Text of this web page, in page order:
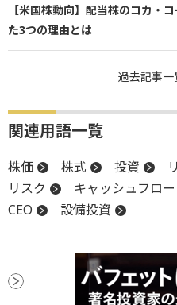
【米国株動向】配当株のコカ・
た3つの理由とは
過去記事一
関連用語一覧
株価 株式 投資
リスク
キャッシュフロー
CEO
設備投資